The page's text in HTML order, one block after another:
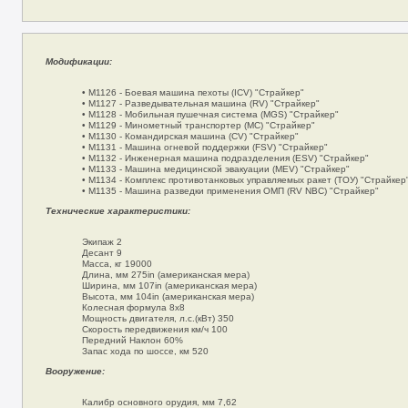
Модификации:
• M1126 - Боевая машина пехоты (ICV) "Страйкер"
• M1127 - Разведывательная машина (RV) "Страйкер"
• M1128 - Мобильная пушечная система (MGS) "Страйкер"
• M1129 - Минометный транспортер (МС) "Страйкер"
• M1130 - Командирская машина (CV) "Страйкер"
• M1131 - Машина огневой поддержки (FSV) "Страйкер"
• M1132 - Инженерная машина подразделения (ESV) "Страйкер"
• M1133 - Машина медицинской эвакуации (MEV) "Страйкер"
• M1134 - Комплекс противотанковых управляемых ракет (ТОУ)
• M1135 - Машина разведки применения ОМП (RV NBC) "Страйкер"
Технические характеристики:
Экипаж 2
Десант 9
Масса, кг 19000
Длина, мм 275in (американская мера)
Ширина, мм 107in (американская мера)
Высота, мм 104in (американская мера)
Колесная формула 8х8
Мощность двигателя, л.с.(кВт) 350
Скорость передвижения км/ч 100
Передний Наклон 60%
Запас хода по шоссе, км 520
Вооружение:
Калибр основного орудия, мм 7,62